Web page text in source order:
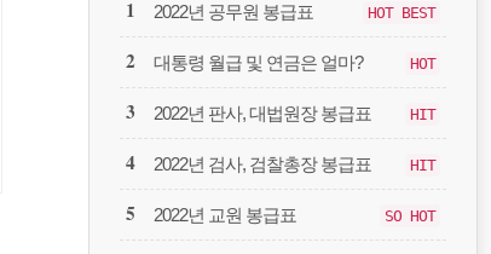
무
봉
2022년 공무원 봉급표 HOT BEST
대통령 월급 및 연금은 얼마? HOT
2022년 판사, 대법원장 봉급표 HIT
2022년 검사, 검찰총장 봉급표 HIT
2022년 교원 봉급표 SO HOT